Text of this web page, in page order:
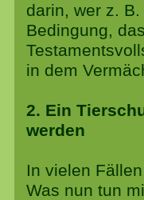
darin, wer z.
Bedingung,
in dem
2. Ein
werden
In vielen
Was nun tun